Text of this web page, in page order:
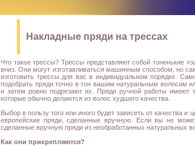
Накладные пряди на трессах
Что такое трессы? Трессы представляют собой тоненькие
вниз. Они могут изготавливаться машинным способом, но
изготовить трессы для вас в индивидуальном порядке.
подобрать пряди точно в тон вашим натуральным волосам
и затем ровно подрезают их. Пряди ручной работы
которые обычно делаются из волос худшего качества.
Выбор в пользу того или иного будет зависеть от качества
европейские пряди, сделанные вручную. Если вы не
сделанные вручную пряди из необработанных натуральных
Как они прикрепляются?